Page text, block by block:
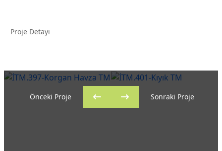
Proje Detayı
Önceki Proje Sonraki Proje